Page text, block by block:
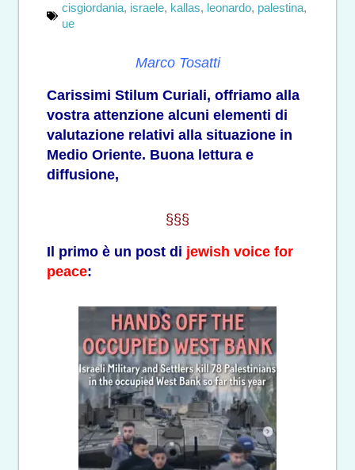
cisgiordania, israele, kallas, leonardo, palestina,
ue
Marco Tosatti
Carissimi Stilum Curiali, offriamo alla
vostra attenzione alcuni elementi di
valutazione relativi alla situazione in
Medio Oriente. Buona lettura e
diffusione,
§§§
Il primo è un post di jewish voice for
peace: